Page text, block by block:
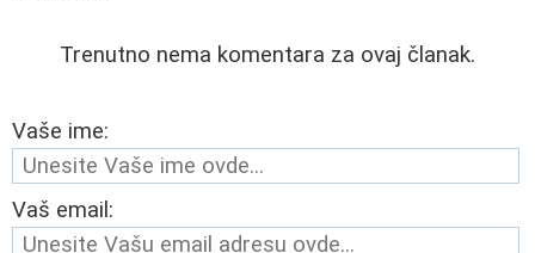
Trenutno nema komentara za ovaj članak.
Vaše ime:
Vaš email: